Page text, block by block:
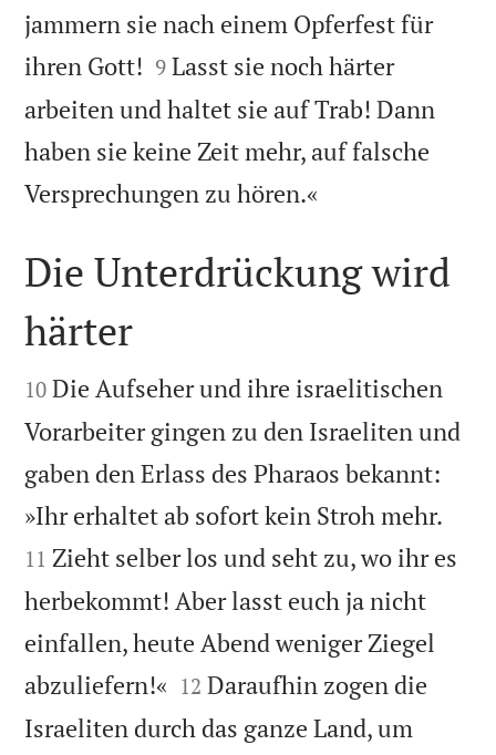
jammern sie nach einem Opferfest für
ihren Gott! 

9 Lasst sie noch härter
arbeiten und haltet sie auf Trab! Dann
haben sie keine Zeit mehr, auf falsche
Versprechungen zu hören.«

Die Unterdrückung wird
härter

10 Die Aufseher und ihre israelitischen
Vorarbeiter gingen zu den Israeliten und
gaben den Erlass des Pharaos bekannt:
»Ihr erhaltet ab sofort kein Stroh mehr.
11 Zieht selber los und seht zu, wo ihr es
herbekommt! Aber lasst euch ja nicht
einfallen, heute Abend weniger Ziegel
abzuliefern!« 

12 Daraufhin zogen die
Israeliten durch das ganze Land, um